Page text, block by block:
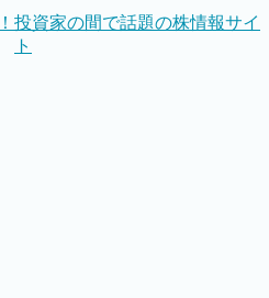
投資家の間で話題の株情報サイ
ト